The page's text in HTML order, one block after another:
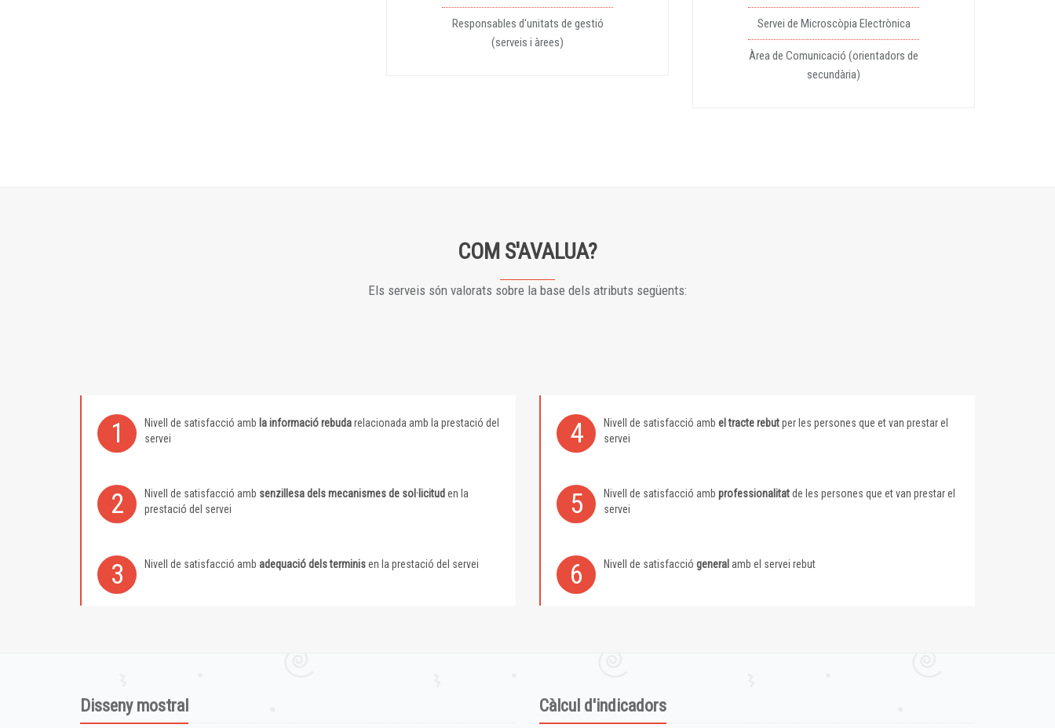
Responsables d'unitats de gestió
(serveis i àrees)
Servei de Microscòpia Electrònica
Àrea de Comunicació (orientadors de
secundària)
COM S'AVALUA?
Els serveis són valorats sobre la base dels atributs següents:
1 Nivell de satisfacció amb la informació rebudarelacionada amb la prestació del
servei
4 Nivell de satisfacció amb el tracte rebutper les persones que et van prestar el
servei
2 Nivell de satisfacció amb senzillesa dels mecanismes de sol·licitud en la
prestació del servei
5 Nivell de satisfacció amb professionalitatde les persones que et van prestar el
servei
3 Nivell de satisfacció amb adequació dels terminisen la prestació del servei 6 Nivell de satisfacció general amb el servei rebut
Disseny mostral Càlcul d'indicadors